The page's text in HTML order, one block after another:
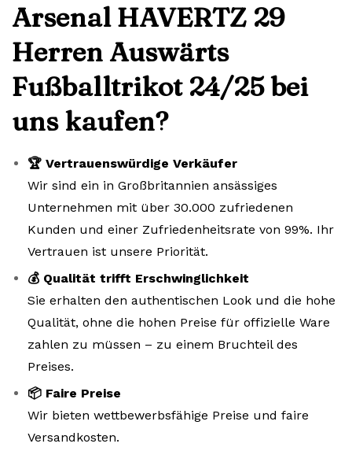
Arsenal HAVERTZ 29
Herren Auswärts
Fußballtrikot 24/25 bei
uns kaufen?
🏆 Vertrauenswürdige Verkäufer
Wir sind ein in Großbritannien ansässiges
Unternehmen mit über 30.000 zufriedenen
Kunden und einer Zufriedenheitsrate von 99%. Ihr
Vertrauen ist unsere Priorität.
💰 Qualität trifft Erschwinglichkeit
Sie erhalten den authentischen Look und die hohe
Qualität, ohne die hohen Preise für offizielle Ware
zahlen zu müssen – zu einem Bruchteil des
Preises.
📦 Faire Preise
Wir bieten wettbewerbsfähige Preise und faire
Versandkosten.